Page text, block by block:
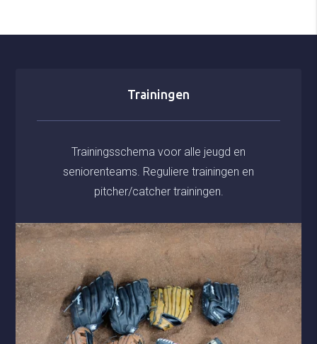
Trainingen
Trainingsschema voor alle jeugd en
seniorenteams. Reguliere trainingen en
pitcher/catcher trainingen.